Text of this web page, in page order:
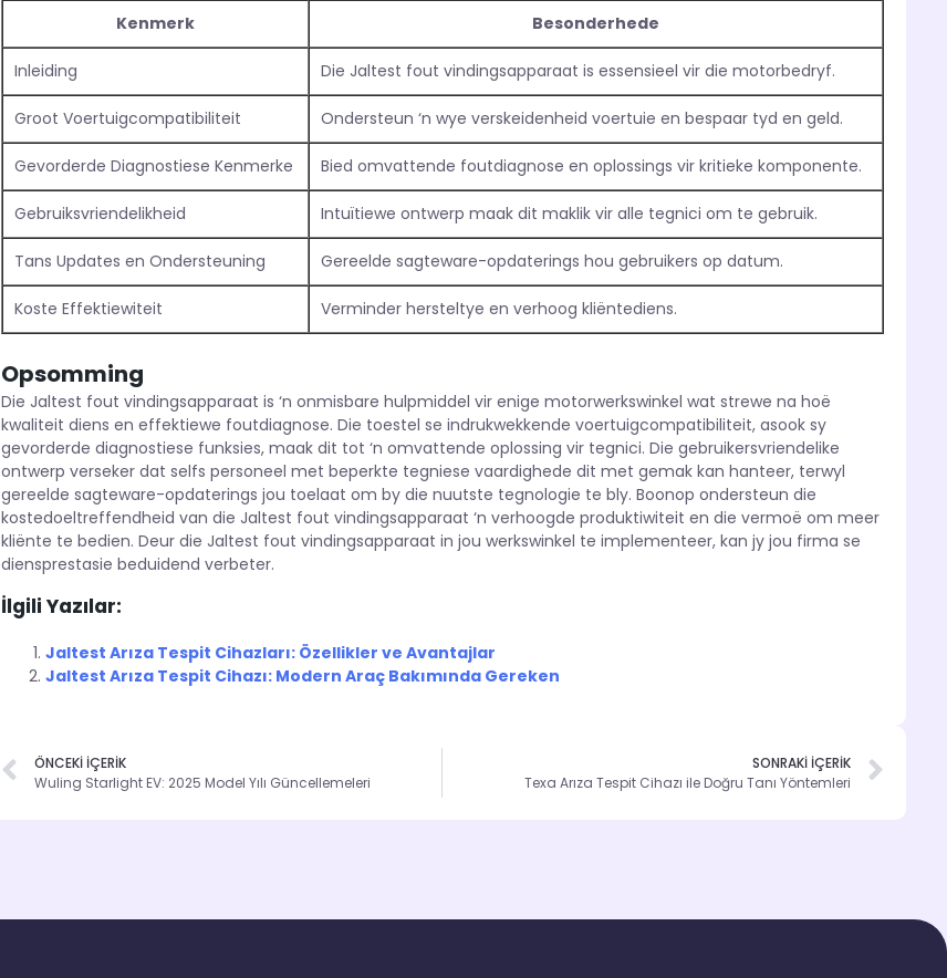
Kenmerk
Besonderhede
Inleiding Die Jaltest fout vindingsapparaat is essensieel vir die motorbedryf.
Groot Voertuigcompatibiliteit Ondersteun ‘n wye verskeidenheid voertuie en bespaar tyd en geld.
Gevorderde Diagnostiese Kenmerke Bied omvattende foutdiagnose en oplossings vir kritieke komponente.
Gebruiksvriendelikheid Intuïtiewe ontwerp maak dit maklik vir alle tegnici om te gebruik.
Tans Updates en Ondersteuning Gereelde sagteware-opdaterings hou gebruikers op datum.
Koste Effektiewiteit Verminder hersteltye en verhoog kliëntediens.
Opsomming
Die Jaltest fout vindingsapparaat is ‘n onmisbare hulpmiddel vir enige motorwerkswinkel wat strewe na hoë
kwaliteit diens en effektiewe foutdiagnose. Die toestel se indrukwekkende voertuigcompatibiliteit, asook sy
gevorderde diagnostiese funksies, maak dit tot ‘n omvattende oplossing vir tegnici. Die gebruikersvriendelike
ontwerp verseker dat selfs personeel met beperkte tegniese vaardighede dit met gemak kan hanteer, terwyl
gereelde sagteware-opdaterings jou toelaat om by die nuutste tegnologie te bly. Boonop ondersteun die
kostedoeltreffendheid van die Jaltest fout vindingsapparaat ‘n verhoogde produktiwiteit en die vermoë om meer
kliënte te bedien. Deur die Jaltest fout vindingsapparaat in jou werkswinkel te implementeer, kan jy jou firma se
diensprestasie beduidend verbeter.
İlgili Yazılar:
Jaltest Arıza Tespit Cihazları: Özellikler ve Avantajlar
Jaltest Arıza Tespit Cihazı: Modern Araç Bakımında Gereken
ÖNCEKİ İÇERİK
Wuling Starlight EV: 2025 Model Yılı Güncellemeleri
SONRAKİ İÇERİK
Texa Arıza Tespit Cihazı ile Doğru Tanı Yöntemleri